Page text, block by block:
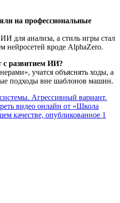
на профессиональные
для анализа, а стиль игры стал
нейросетей вроде AlphaZero.
с развитием ИИ?
учатся объяснять ходы, а
подходы вне шаблонов машин.
Агрессивный вариант.
видео онлайн от «Школа
качестве, опубликованное 1